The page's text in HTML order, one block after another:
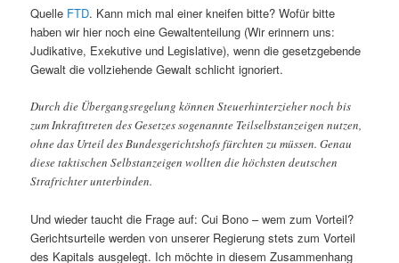
Quelle FTD. Kann mich mal einer kneifen bitte? Wofür bitte
haben wir hier noch eine Gewaltenteilung (Wir erinnern uns:
Judikative, Exekutive und Legislative), wenn die gesetzgebende
Gewalt die vollziehende Gewalt schlicht ignoriert.
Durch die Übergangsregelung können Steuerhinterzieher noch bis
zum Inkrafttreten des Gesetzes sogenannte Teilselbstanzeigen nutzen,
ohne das Urteil des Bundesgerichtshofs fürchten zu müssen. Genau
diese taktischen Selbstanzeigen wollten die höchsten deutschen
Strafrichter unterbinden.
Und wieder taucht die Frage auf: Cui Bono – wem zum Vorteil?
Gerichtsurteile werden von unserer Regierung stets zum Vorteil
des Kapitals ausgelegt. Ich möchte in diesem Zusammenhang